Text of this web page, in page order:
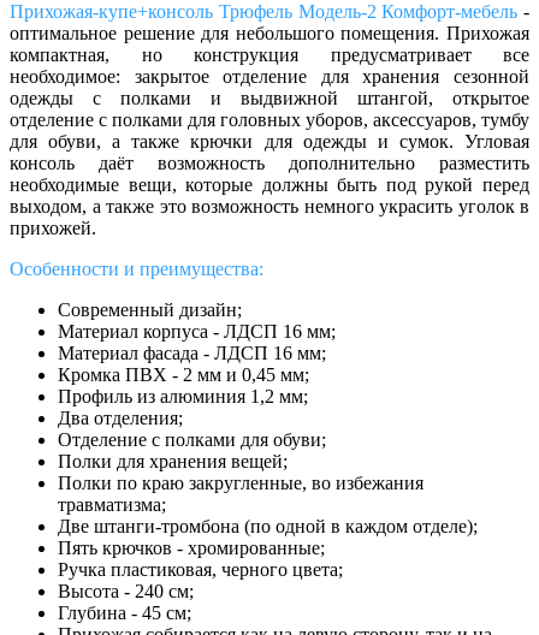
Прихожая-купе+консоль Трюфель Модель-2 Комфорт-мебель -
оптимальное решение для небольшого помещения. Прихожая
компактная, но конструкция предусматривает все
необходимое: закрытое отделение для хранения сезонной
одежды с полками и выдвижной штангой, открытое
отделение с полками для головных уборов, аксессуаров, тумбу
для обуви, а также крючки для одежды и сумок. Угловая
консоль даёт возможность дополнительно разместить
необходимые вещи, которые должны быть под рукой перед
выходом, а также это возможность немного украсить уголок в
прихожей.
Особенности и преимущества:
Современный дизайн;
Материал корпуса - ЛДСП 16 мм;
Материал фасада - ЛДСП 16 мм;
Кромка ПВХ - 2 мм и 0,45 мм;
Профиль из алюминия 1,2 мм;
Два отделения;
Отделение с полками для обуви;
Полки для хранения вещей;
Полки по краю закругленные, во избежания
травматизма;
Две штанги-тромбона (по одной в каждом отделе);
Пять крючков - хромированные;
Ручка пластиковая, черного цвета;
Высота - 240 см;
Глубина - 45 см;